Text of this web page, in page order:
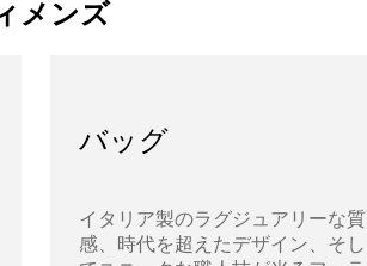
メンズ
バッグ
イタリア製のラグジュアリーな質
感、時代を超えたデザイン、そし